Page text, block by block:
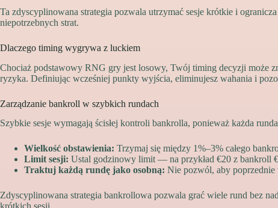
Ta zdyscyplinowana strategia pozwala utrzymać sesje krótkie i
niepotrzebnych strat.
Dlaczego timing wygrywa z luckiem
Chociaż podstawowy RNG gry jest losowy, Twój timing decyzji może
ryzyka. Definiując wcześniej punkty wyjścia, eliminujesz wahania i
Zarządzanie bankroll w szybkich rundach
Szybkie sesje wymagają ścisłej kontroli bankrolla, ponieważ każda
Wielkość obstawienia: Trzymaj się między 1%–3% całego
Limit sesji: Ustal godzinowy limit — na przykład €20 z bankroll
Traktuj każdą rundę jako osobną: Nie pozwól, aby poprzednie
Zdyscyplinowana strategia bankrollowa pozwala grać wiele rund bez